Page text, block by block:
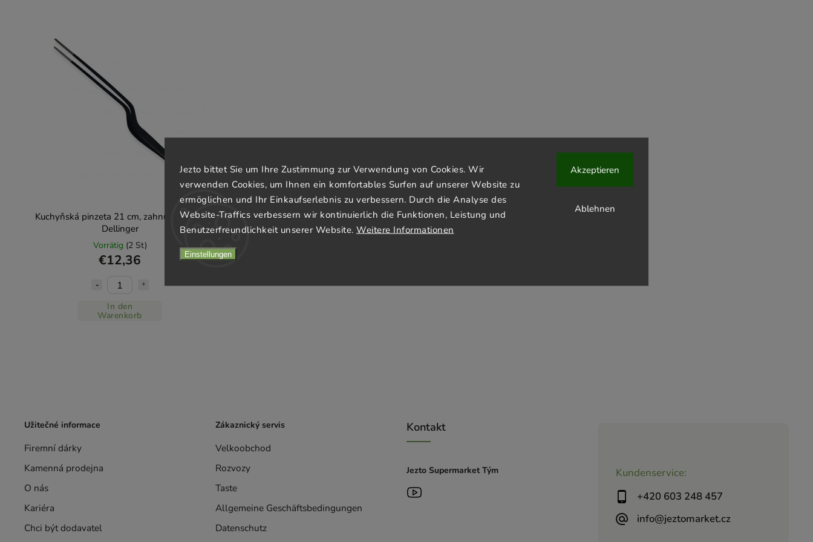
Jezto bittet Sie um Ihre Zustimmung zur Verwendung von Cookies. Wir
verwenden Cookies, um Ihnen ein komfortables Surfen auf unserer Website zu
ermöglichen und Ihr Einkaufserlebnis zu verbessern. Durch die Analyse des
Website-Traffics verbessern wir kontinuierlich die Funktionen, Leistung und
Benutzerfreundlichkeit unserer Website. Weitere Informationen
Einstellungen
Ablehnen
Akzeptieren
Kuchyňská pinzeta 21 cm, zahnutá, černá,
Dellinger
Vorrätig (2 St)
€12,36
In den
Warenkorb
Kundenservice:
+420 603 248 457
info@jeztomarket.cz
Užitečné informace
Firemní dárky
Kamenná prodejna
O nás
Kariéra
Chci být dodavatel
Zákaznický servis
Velkoobchod
Rozvozy
Taste
Allgemeine Geschäftsbedingungen
Datenschutz
Kontakt
Jezto Supermarket Tým